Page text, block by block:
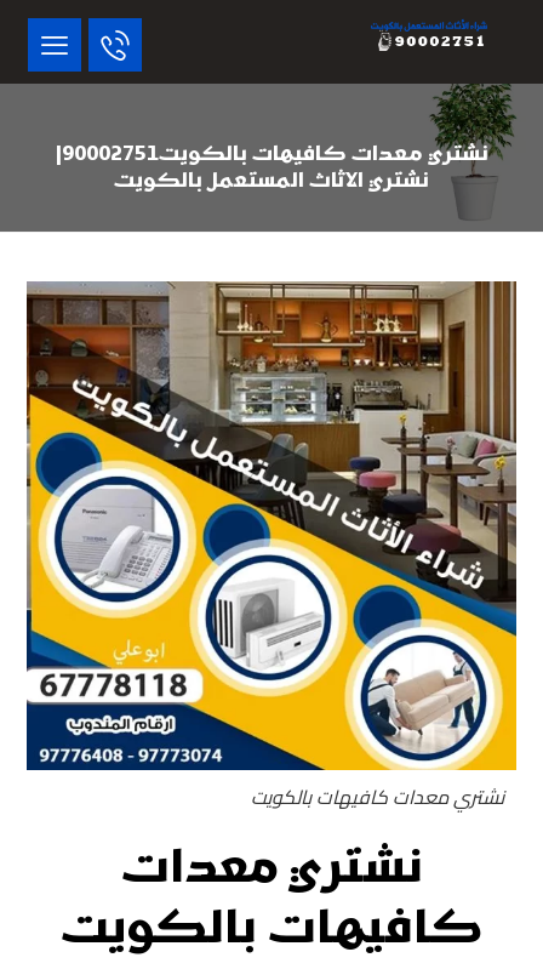
نشتري الاثاث المستعمل بالكويت
نشتري معدات كافيهات بالكويت
نشتري معدات
كافيهات بالكويت